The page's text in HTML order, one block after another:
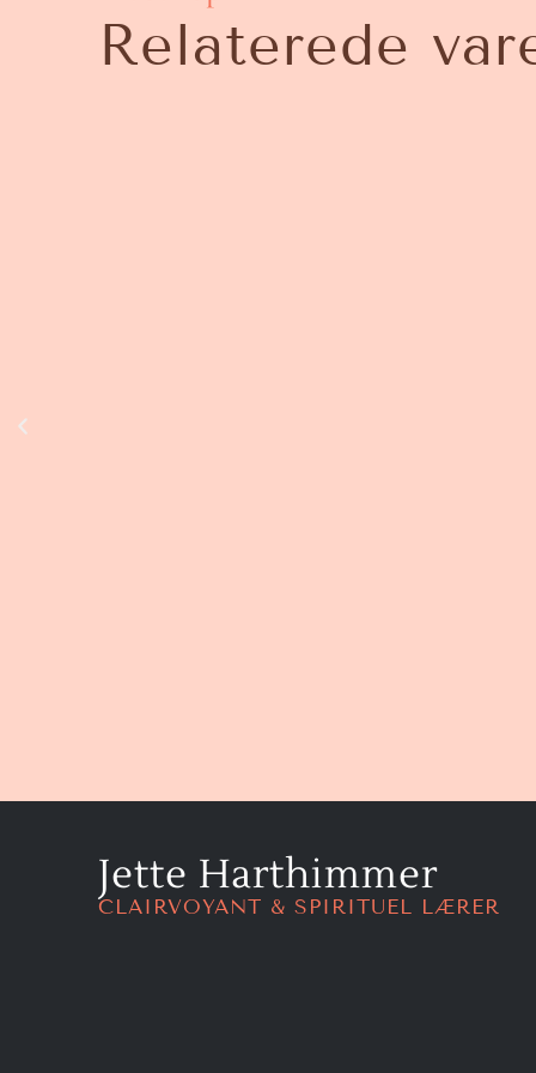
Relaterede
Jette Harthimmer
CLAIRVOYANT & SPIRITUEL LÆRER